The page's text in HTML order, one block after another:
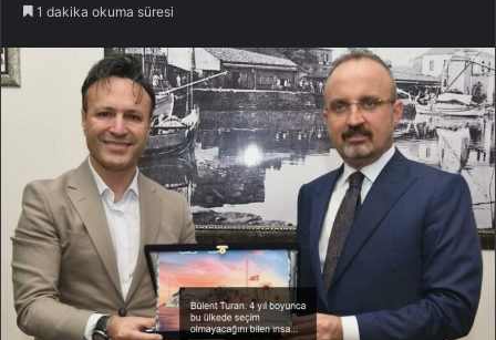
1 dakika okuma süresi